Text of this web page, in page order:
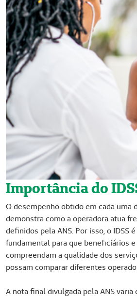
Importância do
O desempenho obtido em cada uma
demonstra como a operadora atua
definidos pela ANS. Por isso, o IDSS
fundamental para que beneficiários
compreendam a qualidade dos
possam comparar diferentes
A nota final divulgada pela ANS